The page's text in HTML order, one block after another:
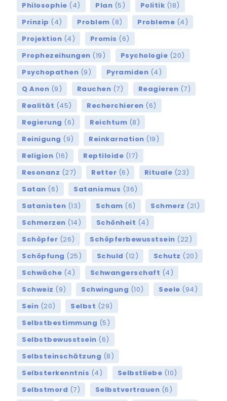
Philosophie (4) Plan (5) Politik (18)
Prinzip (4) Problem (8) Probleme (4)
Projektion (4) Promis (6)
Prophezeihungen (19) Psychologie (20)
Psychopathen (9) Pyramiden (4)
Q Anon (9) Rauchen (7) Reagieren (7)
Realität (45) Recherchieren (6)
Regierung (6) Reichtum (8)
Reinigung (9) Reinkarnation (19)
Religion (16) Reptiloide (17)
Resonanz (27) Retter (6) Rituale (23)
Satan (6) Satanismus (36)
Satanisten (13) Scham (6) Schmerz (21)
Schmerzen (14) Schönheit (4)
Schöpfer (26) Schöpferbewusstsein (22)
Schöpfung (25) Schuld (12) Schutz (20)
Schwäche (4) Schwangerschaft (4)
Schweiz (9) Schwingung (10) Seele (94)
Sein (20) Selbst (29)
Selbstbestimmung (5)
Selbstbewusstsein (6)
Selbsteinschätzung (8)
Selbsterkenntnis (4) Selbstliebe (10)
Selbstmord (7) Selbstvertrauen (6)